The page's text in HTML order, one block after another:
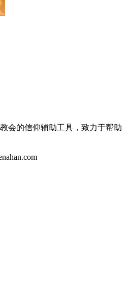
会的信仰辅助工具，致力于帮助